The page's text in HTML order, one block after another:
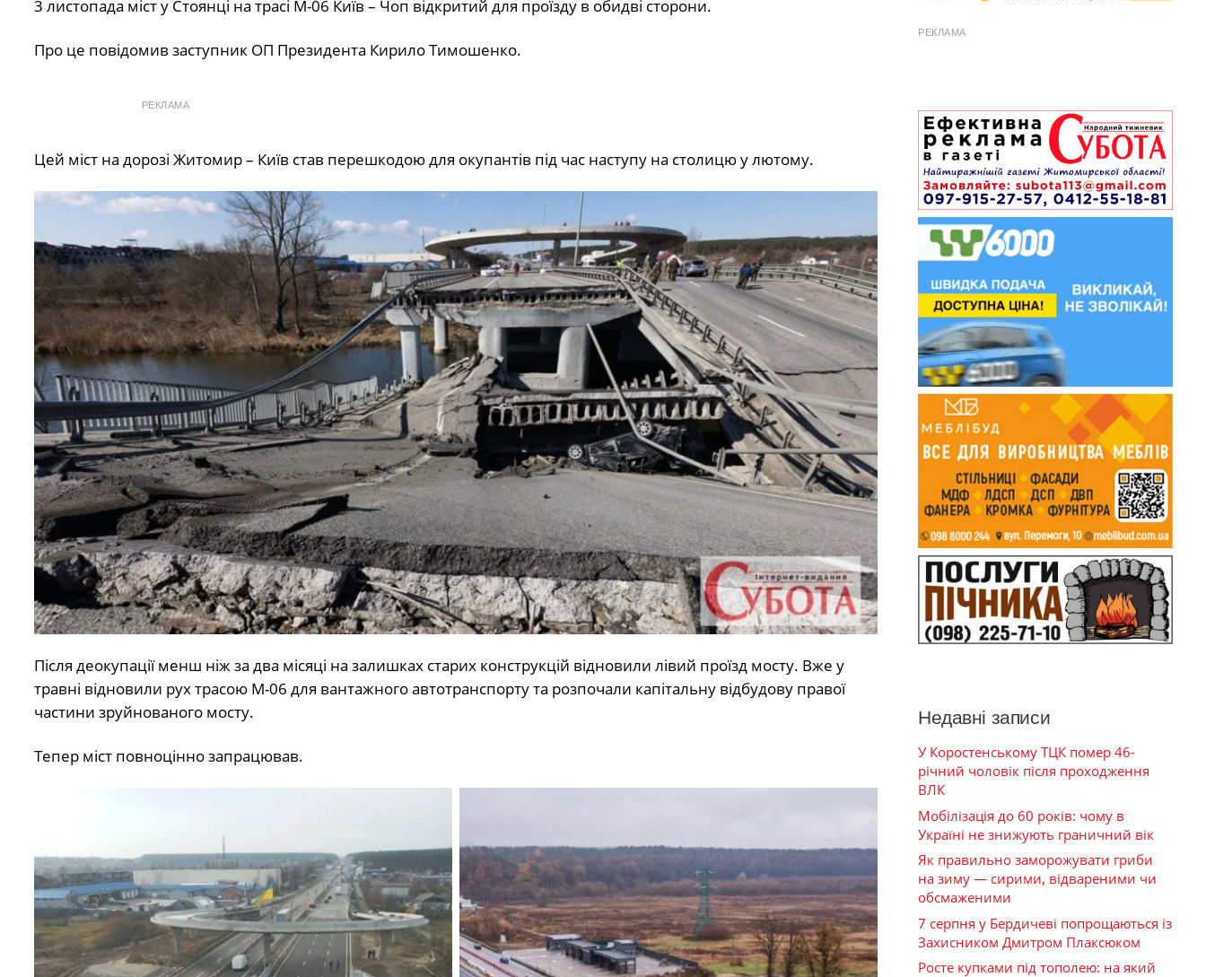
3 листопада міст у Стоянці на трасі М-06 Київ – Чоп відкритий для проїзду в обидві сторони.
Про це повідомив заступник ОП Президента Кирило Тимошенко.
РЕКЛАМА
Цей міст на дорозі Житомир – Київ став перешкодою для окупантів під час наступу на столицю у лютому.
Після деокупації менш ніж за два місяці на залишках старих конструкцій відновили лівий проїзд мосту. Вже у
травні відновили рух трасою М-06 для вантажного автотранспорту та розпочали капітальну відбудову правої
частини зруйнованого мосту.
Тепер міст повноцінно запрацював.
РЕКЛАМА
Недавні записи
У Коростенському ТЦК помер 46-
річний чоловік після проходження
ВЛК
Мобілізація до 60 років: чому в
Україні не знижують граничний вік
Як правильно заморожувати гриби
на зиму — сирими, відвареними чи
обсмаженими
7 серпня у Бердичеві попрощаються із
Захисником Дмитром Плаксюком
Росте купками під тополею: на який